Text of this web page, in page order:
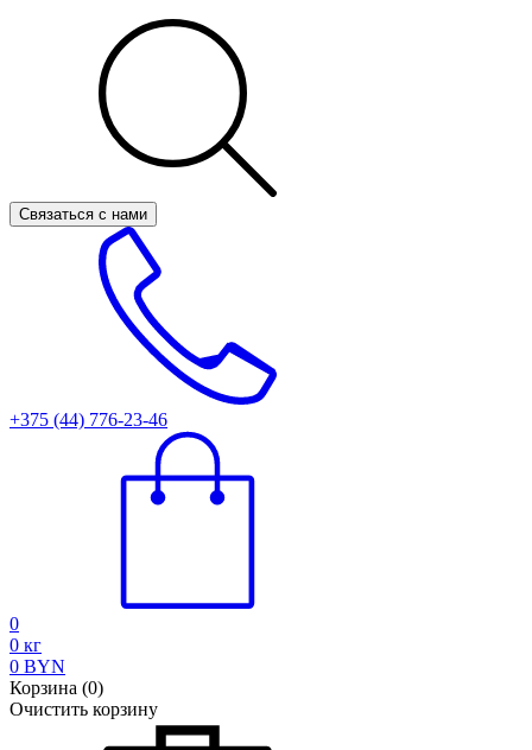
Связаться с нами
+375 (44) 776-23-46
0
0 кг
0 BYN
Корзина (0)
Очистить корзину